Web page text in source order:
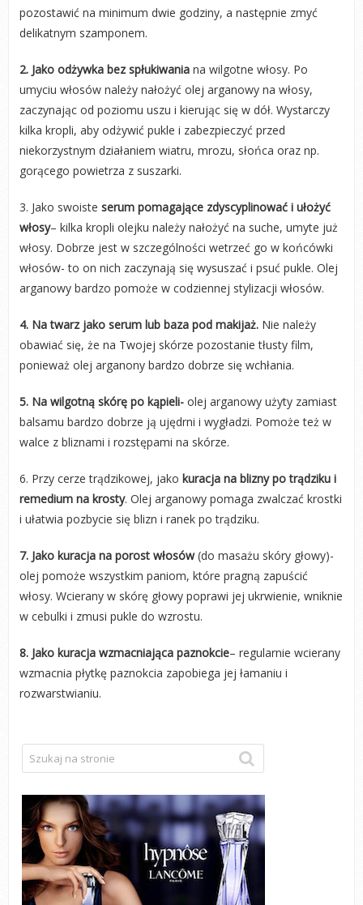
pozostawić na minimum dwie godziny, a następnie zmyć
delikatnym szamponem.
2. Jako odżywka bez spłukiwaniana wilgotne włosy. Po
umyciu włosów należy nałożyć olej arganowy na włosy,
zaczynając od poziomu uszu i kierując się w dół. Wystarczy
kilka kropli, aby odżywić pukle i zabezpieczyć przed
niekorzystnym działaniem wiatru, mrozu, słońca oraz np.
gorącego powietrza z suszarki.
3. Jako swoiste serum pomagające zdyscyplinować i ułożyć
włosy– kilka kropli olejku należy nałożyć na suche, umyte już
włosy. Dobrze jest w szczególności wetrzeć go w końcówki
włosów- to on nich zaczynają się wysuszać i psuć pukle. Olej
arganowy bardzo pomoże w codziennej stylizacji włosów.
4. Na twarz jako serum lub baza pod makijaż.Nie należy
obawiać się, że na Twojej skórze pozostanie tłusty film,
ponieważ olej arganony bardzo dobrze się wchłania.
5. Na wilgotną skórę po kąpieli-olej arganowy użyty zamiast
balsamu bardzo dobrze ją ujędrni i wygładzi. Pomoże też w
walce z bliznami i rozstępami na skórze.
6. Przy cerze trądzikowej, jako kuracja na blizny po trądziku i
remedium na krosty. Olej arganowy pomaga zwalczać krostki
i ułatwia pozbycie się blizn i ranek po trądziku.
7. Jako kuracja na porost włosów(do masażu skóry głowy)-
olej pomoże wszystkim paniom, które pragną zapuścić
włosy. Wcierany w skórę głowy poprawi jej ukrwienie, wniknie
w cebulki i zmusi pukle do wzrostu.
8. Jako kuracja wzmacniająca paznokcie– regularnie wcierany
wzmacnia płytkę paznokcia zapobiega jej łamaniu i
rozwarstwianiu.